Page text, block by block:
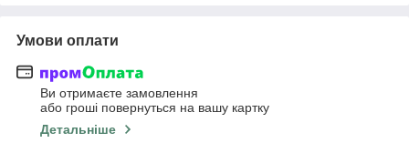
Умови оплати
Ви отримаєте замовлення
або гроші повернуться на вашу картку
Детальніше